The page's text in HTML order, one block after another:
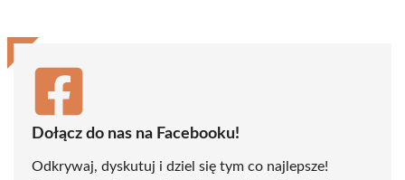
Dołącz do nas na Facebooku!
Odkrywaj, dyskutuj i dziel się tym co najlepsze!